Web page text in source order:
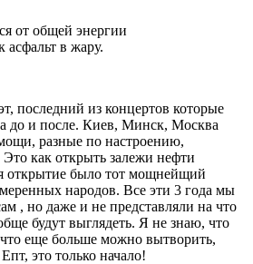
от общей энергии
асфальт в жару.
последний из концертов которые
до и после. Киев, Минск, Москва
разные по настроению,
как открыть залежи нефти
открытие было тот мощнейщий
народов. Все эти 3 года мы
, но даже и не представляли на что
будут выглядеть. Я не знаю, что
еще больше можно вытворить,
это только начало!